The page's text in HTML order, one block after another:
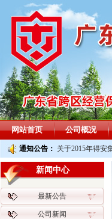
网站首页 公司概况
通知公告： 关于2015年得安
新闻中心
最新公告
公司新闻